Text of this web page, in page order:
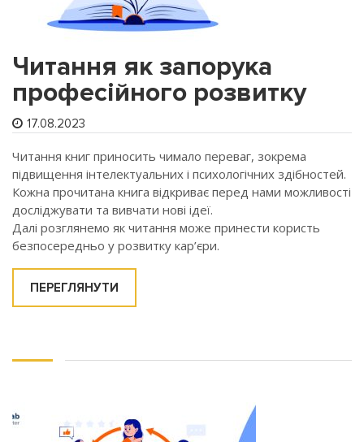
Читання як запорука
професійного розвитку
17.08.2023
Читання книг приносить чимало переваг, зокрема
підвищення інтелектуальних і психологічних здібностей.
Кожна прочитана книга відкриває перед нами можливості
досліджувати та вивчати нові ідеї.
Далі розглянемо як читання може принести користь
безпосередньо у розвитку кар’єри.
ПЕРЕГЛЯНУТИ